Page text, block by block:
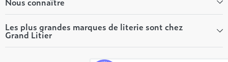
Conseils literie
Tous les articles du Mag
Tous nos guides
Qui sommes-nous ?
Nos valeurs
Nos engagements
Les plus grandes marques de literie sont chez
Grand Litier